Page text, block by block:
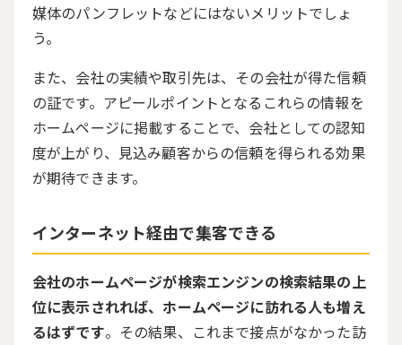
媒体のパンフレットなどにはないメリットでしょ
う。
また、会社の実績や取引先は、その会社が得た信頼
の証です。アピールポイントとなるこれらの情報を
ホームページに掲載することで、会社としての認知
度が上がり、見込み顧客からの信頼を得られる効果
が期待できます。
インターネット経由で集客できる
会社のホームページが検索エンジンの検索結果の上
位に表示されれば、ホームページに訪れる人も増え
るはずです。その結果、これまで接点がなかった訪